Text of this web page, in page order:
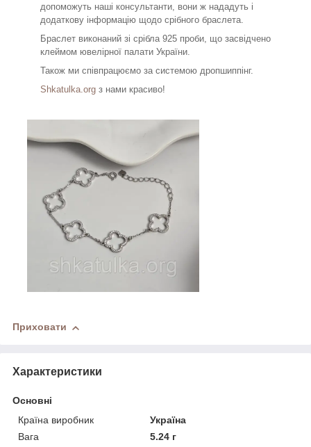
допоможуть наші консультанти, вони ж нададуть і
додаткову інформацію щодо срібного браслета.
Браслет виконаний зі срібла 925 проби, що засвідчено
клеймом ювелірної палати України.
Також ми співпрацюємо за системою дропшиппінг.
Shkatulka.org з нами красиво!
Приховати
Характеристики
Основні
Країна виробник
Україна
Вага
5.24 г